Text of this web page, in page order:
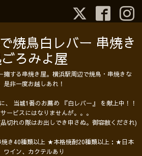
焼鳥白レバー 串焼き
ろみよ屋
擁する串焼き屋。横浜駅周辺で焼鳥・串焼きな
是非一度お越しあれ！
、 当城1番のお薦め 『白レバー』 を献上中！！
ービスにはなりませんが。。。
切れの際はお出しでき申さぬ。御容赦くだされ)
き40種類以上 ★本格焼酎20種類以上：★日本
ワイン、カクテルあり